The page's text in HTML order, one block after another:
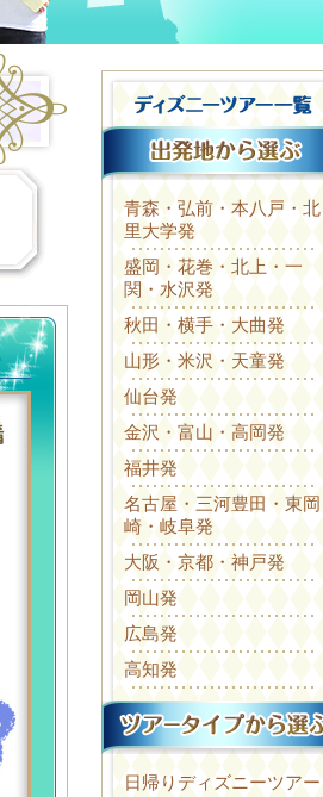
青森・弘前・本八戸・北
里大学発
盛岡・花巻・北上・一
関・水沢発
秋田・横手・大曲発
山形・米沢・天童発
仙台発
金沢・富山・高岡発
福井発
名古屋・三河豊田・東岡
崎・岐阜発
大阪・京都・神戸発
岡山発
広島発
高知発
日帰りディズニーツアー